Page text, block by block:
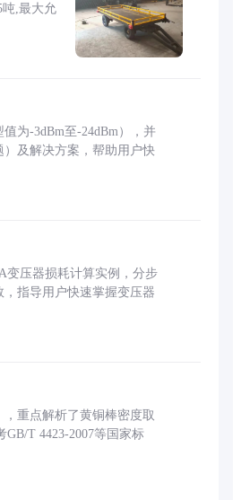
吨,最大允
为-3dBm至-24dBm），并
及解决方案，帮助用户快
变压器损耗计算实例，分步
，指导用户快速掌握变压器
重点解析了黄铜棒密度取
T 4423-2007等国家标